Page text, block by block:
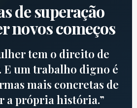
de superação
novos começos
tem o direito de
E um trabalho digno é
mais concretas de
a própria história.”